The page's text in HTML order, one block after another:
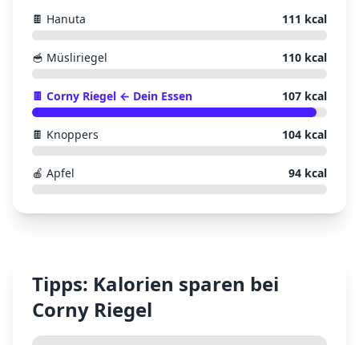
🍫 Hanuta 111 kcal
🥣 Müsliriegel 110 kcal
🍫 Corny Riegel ← Dein Essen 107 kcal
🍫 Knoppers 104 kcal
🍎 Apfel 94 kcal
Tipps: Kalorien sparen bei
Corny Riegel